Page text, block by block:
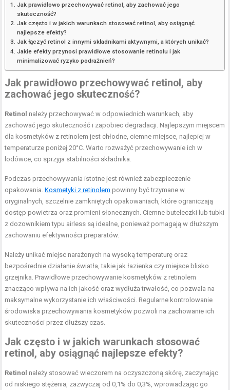
Jak prawidłowo przechowywać retinol, aby zachować jego
skuteczność?
Jak często i w jakich warunkach stosować retinol, aby osiągnąć
najlepsze efekty?
Jak łączyć retinol z innymi składnikami aktywnymi, a których unikać?
Jakie efekty przynosi prawidłowe stosowanie retinolu i jak
minimalizować ryzyko podrażnień?
Jak prawidłowo przechowywać retinol, aby
zachować jego skuteczność?
Retinol należy przechowywać w odpowiednich warunkach, aby
zachować jego skuteczność i zapobiec degradacji. Najlepszym miejscem
dla kosmetyków z retinolem jest chłodne, ciemne miejsce, najlepiej w
temperaturze poniżej 20°C. Warto rozważyć przechowywanie ich w
lodówce, co sprzyja stabilności składnika.
Podczas przechowywania istotne jest również zabezpieczenie
opakowania.Kosmetyki z retinolem powinny być trzymane w
oryginalnych, szczelnie zamkniętych opakowaniach, które ograniczają
dostęp powietrza oraz promieni słonecznych. Ciemne buteleczki lub tubki
z dozownikiem typu airless są idealne, ponieważ pomagają w dłuższym
zachowaniu efektywności preparatów.
Należy unikać miejsc narażonych na wysoką temperaturę oraz
bezpośrednie działanie światła, takie jak łazienka czy miejsce blisko
grzejnika. Prawidłowe przechowywanie kosmetyków z retinolem
znacząco wpływa na ich jakość oraz wydłuża trwałość, co pozwala na
maksymalne wykorzystanie ich właściwości. Regularne kontrolowanie
środowiska przechowywania kosmetyków pozwoli na zachowanie ich
skuteczności przez dłuższy czas.
Jak często i w jakich warunkach stosować
retinol, aby osiągnąć najlepsze efekty?
Retinol należy stosować wieczorem na oczyszczoną skórę, zaczynając
od niskiego stężenia, zazwyczaj od 0,1% do 0,3%, wprowadzając go